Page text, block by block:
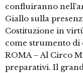
confluiranno
Giallo sulla
Costituzione in
come strumento di
ROMA – Al Circo
preparativi. Il